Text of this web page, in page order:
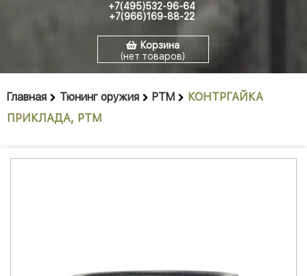
+7(495)532-96-64
+7(966)169-88-22
Корзина
(нет товаров)
Главная Тюнинг оружия РТМ
КОНТРГАЙКА
ПРИКЛАДА, РТМ